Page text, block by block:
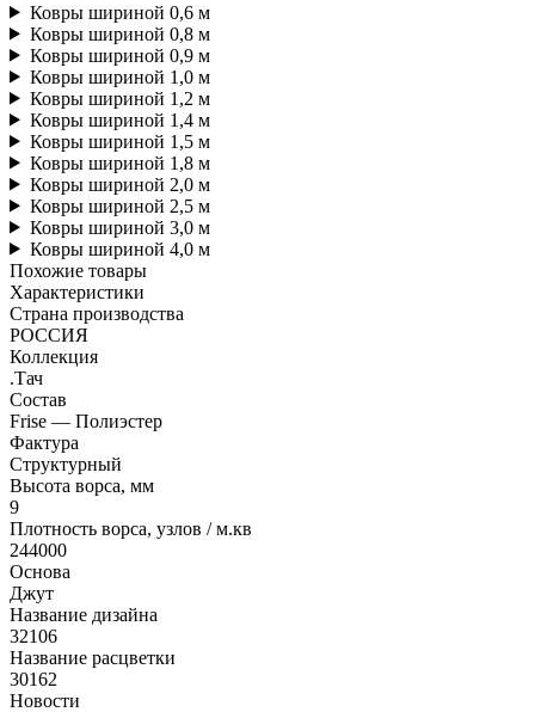
Ковры шириной 0,6 м
Ковры шириной 0,8 м
Ковры шириной 0,9 м
Ковры шириной 1,0 м
Ковры шириной 1,2 м
Ковры шириной 1,4 м
Ковры шириной 1,5 м
Ковры шириной 1,8 м
Ковры шириной 2,0 м
Ковры шириной 2,5 м
Ковры шириной 3,0 м
Ковры шириной 4,0 м
Похожие товары
Характеристики
Страна производства
РОССИЯ
Коллекция
.Тач
Состав
Frise — Полиэстер
Фактура
Структурный
Высота ворса, мм
9
Плотность ворса, узлов / м.кв
244000
Основа
Джут
Название дизайна
32106
Название расцветки
30162
Новости